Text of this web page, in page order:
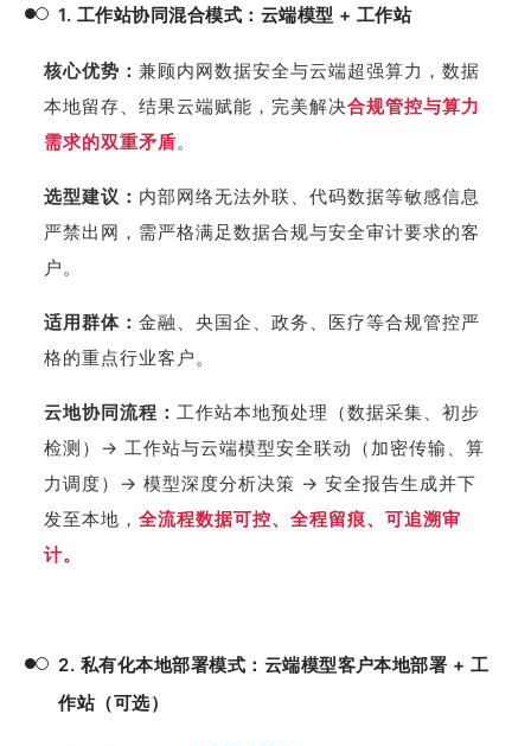
1. 工作站协同混合模式：云端模型 + 工作站
核心优势：兼顾内网数据安全与云端超强算力，数据
本地留存、结果云端赋能，完美解决合规管控与算力
需求的双重矛盾。
选型建议： 内部网络无法外联、代码数据等敏感信息
严禁出网，需严格满足数据合规与安全审计要求的客
户。
适用群体：金融、央国企、政务、医疗等合规管控严
格的重点行业客户。
云地协同流程：工作站本地预处理（数据采集、初步
检测）→ 工作站与云端模型安全联动（加密传输、算
力调度）→ 模型深度分析决策 → 安全报告生成并下
发至本地，全流程数据可控、全程留痕、可追溯审
计。
2. 私有化本地部署模式：云端模型客户本地部署 + 工
作站（可选）